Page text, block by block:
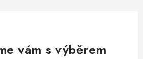
vám s výběrem